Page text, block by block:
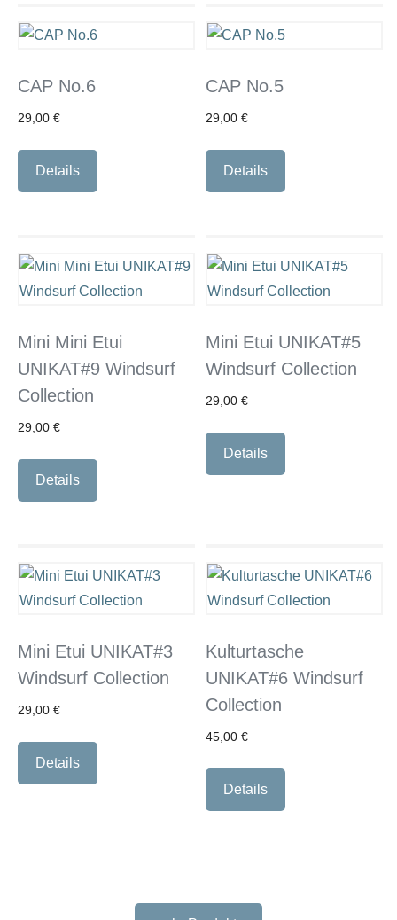
CAP No.6
29,00 €
Details
CAP No.5
29,00€
Details
Mini Mini Etui
UNIKAT#9 Windsurf
Collection
29,00 €
Details
Mini Etui UNIKAT#5
Windsurf Collection
29,00€
Details
Mini Etui UNIKAT#3
Windsurf Collection
29,00 €
Details
Kulturtasche
UNIKAT#6 Windsurf
Collection
45,00€
Details